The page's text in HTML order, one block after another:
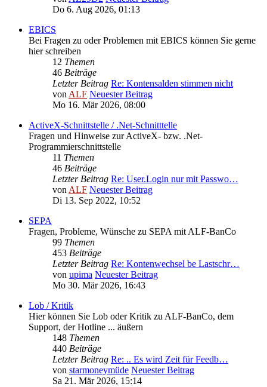
Do 6. Aug 2026, 01:13
EBICS
Bei Fragen zu oder Problemen mit EBICS können Sie gerne
hier schreiben
12 Themen
46 Beiträge
Letzter Beitrag Re: Kontensalden stimmen nicht
vonALF Neuester Beitrag
Mo 16. Mär 2026, 08:00
ActiveX-Schnittstelle / .Net-Schnitttelle
Fragen und Hinweise zur ActiveX- bzw. .Net-
Programmierschnittstelle
11 Themen
46 Beiträge
Letzter Beitrag Re: User.Login nur mit Passwo…
vonALF Neuester Beitrag
Di 13. Sep 2022, 10:52
SEPA
Fragen, Probleme, Wünsche zu SEPA mit ALF-BanCo
99 Themen
453 Beiträge
Letzter Beitrag Re: Kontenwechsel be Lastschr…
von upima Neuester Beitrag
Mo 30. Mär 2026, 16:43
Lob / Kritik
Hier können Sie Lob oder Kritik zu ALF-BanCo, dem
Support, der Hotline ... äußern
148 Themen
440 Beiträge
Letzter Beitrag Re: .. Es wird Zeit für Feedb…
von starmoneymüde Neuester Beitrag
Sa 21. Mär 2026, 15:14